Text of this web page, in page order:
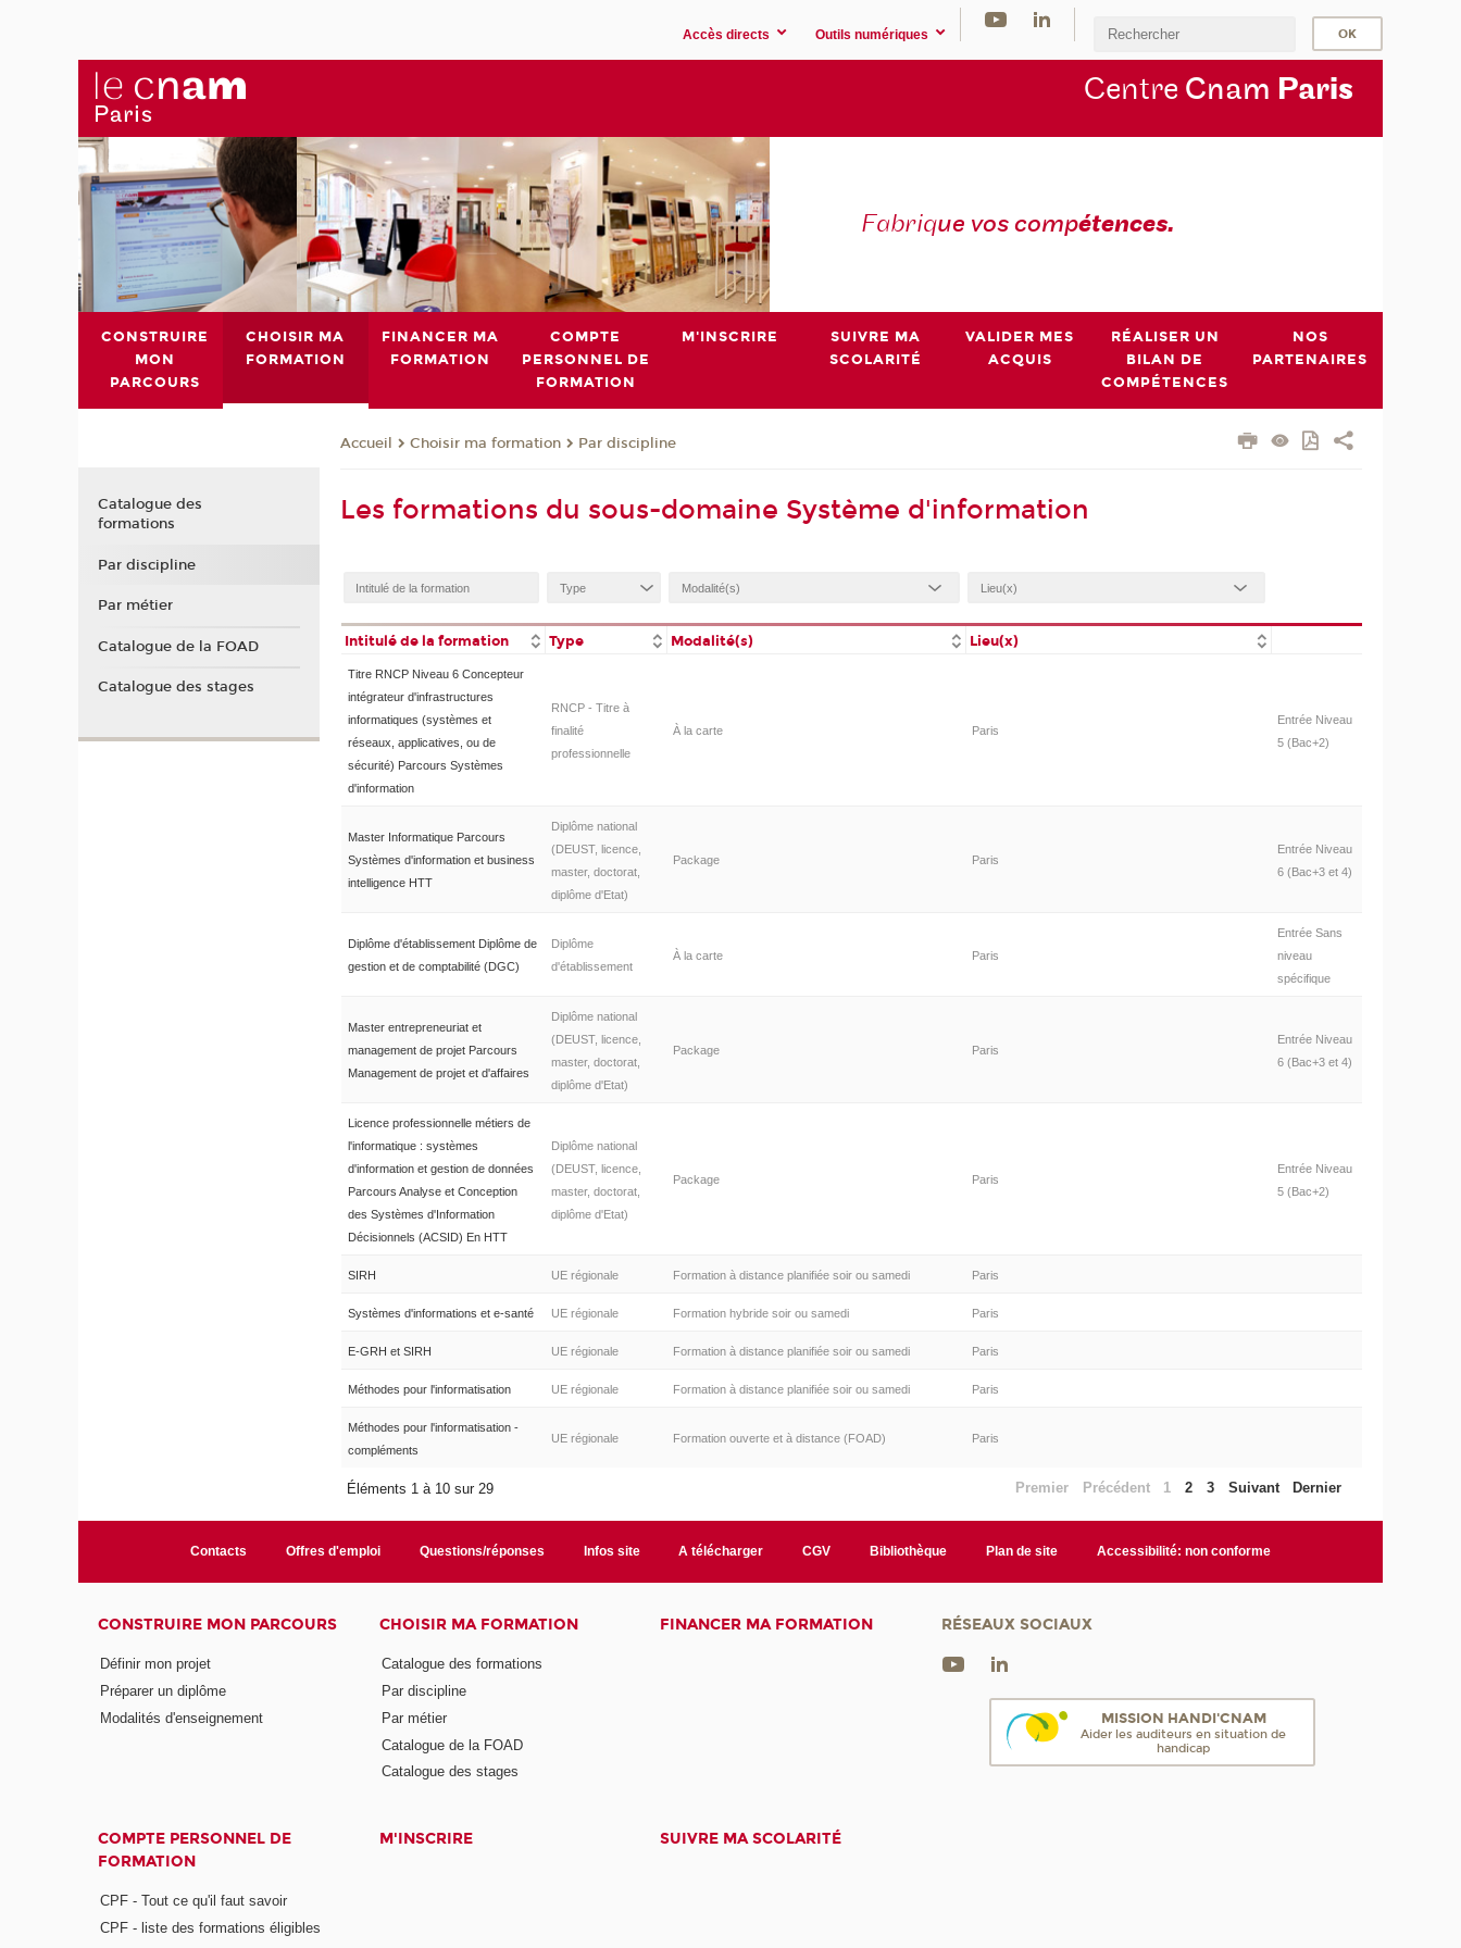
Accès directs Outils numériques
Centre Cnam Paris
Fabrique vos compétences.
CONSTRUIRE
MON
PARCOURS
CHOISIR MA
FORMATION
FINANCER MA
FORMATION
COMPTE
PERSONNEL DE
FORMATION
M'INSCRIRE
SUIVRE MA
SCOLARITÉ
VALIDER MES
ACQUIS
RÉALISER UN
BILAN DE
COMPÉTENCES
NOS
PARTENAIRES
Accueil Choisir ma formation Par discipline
Les formations du sous-domaine Système d'information
Intitulé de la formation Type Modalité(s) Lieu(x)
Titre RNCP Niveau 6 Concepteur
intégrateur d'infrastructures
informatiques (systèmes et
réseaux, applicatives, ou de
sécurité) Parcours Systèmes
d'information
RNCP - Titre à
finalité
professionnelle
À la carte Paris
Entrée Niveau
5 (Bac+2)
Master Informatique Parcours
Systèmes d'information et business
intelligence HTT
Diplôme national
(DEUST, licence,
master, doctorat,
diplôme d'Etat)
Package Paris
Entrée Niveau
6 (Bac+3 et 4)
Diplôme d'établissement Diplôme de
gestion et de comptabilité (DGC)
Diplôme
d'établissement
À la carte Paris
Entrée Sans
niveau
spécifique
Master entrepreneuriat et
management de projet Parcours
Management de projet et d'affaires
Diplôme national
(DEUST, licence,
master, doctorat,
diplôme d'Etat)
Package Paris
Entrée Niveau
6 (Bac+3 et 4)
Licence professionnelle métiers de
l'informatique : systèmes
d'information et gestion de données
Parcours Analyse et Conception
des Systèmes d'Information
Décisionnels (ACSID) En HTT
Diplôme national
(DEUST, licence,
master, doctorat,
diplôme d'Etat)
Package Paris
Entrée Niveau
5 (Bac+2)
SIRH UE régionale Formation à distance planifiée soir ou samedi Paris
Systèmes d'informations et e-santé UE régionale Formation hybride soir ou samedi Paris
E-GRH et SIRH UE régionale Formation à distance planifiée soir ou samedi Paris
Méthodes pour l'informatisation UE régionale Formation à distance planifiée soir ou samedi Paris
Méthodes pour l'informatisation -
compléments
UE régionale Formation ouverte et à distance (FOAD) Paris
Éléments 1 à 10 sur 29 Premier Précédent 1 2 3 Suivant Dernier
Catalogue des
formations
Par discipline
Par métier
Catalogue de la FOAD
Catalogue des stages
Contacts Offres d'emploi Questions/réponses Infos site A télécharger CGV Bibliothèque Plan de site Accessibilité: non conforme
CONSTRUIRE MON PARCOURS
Définir mon projet
Préparer un diplôme
Modalités d'enseignement
CHOISIR MA FORMATION
Catalogue des formations
Par discipline
Par métier
Catalogue de la FOAD
Catalogue des stages
FINANCER MA FORMATION
COMPTE PERSONNEL DE
FORMATION
CPF - Tout ce qu'il faut savoir
CPF - liste des formations éligibles
M'INSCRIRE SUIVRE MA SCOLARITÉ
RÉSEAUX SOCIAUX
MISSION HANDI'CNAM
Aider les auditeurs en situation de
handicap